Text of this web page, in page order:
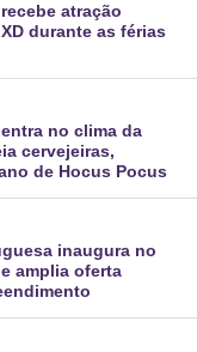
atração
durante as férias
no clima da
cervejeiras,
de Hocus Pocus
inaugura no
amplia oferta